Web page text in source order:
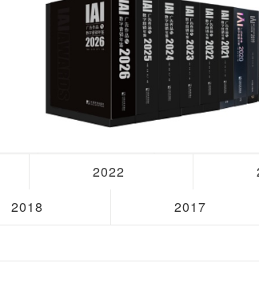
2022
2018 2017